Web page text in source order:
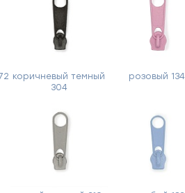
коричневый темный
304
розовый 134
Форма
обратной
связи